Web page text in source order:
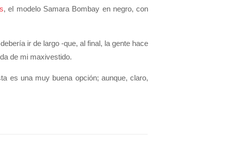
, el modelo Samara Bombay en negro, con
ir de largo -que, al final, la gente hace
de mi maxivestido.
es una muy buena opción; aunque, claro,